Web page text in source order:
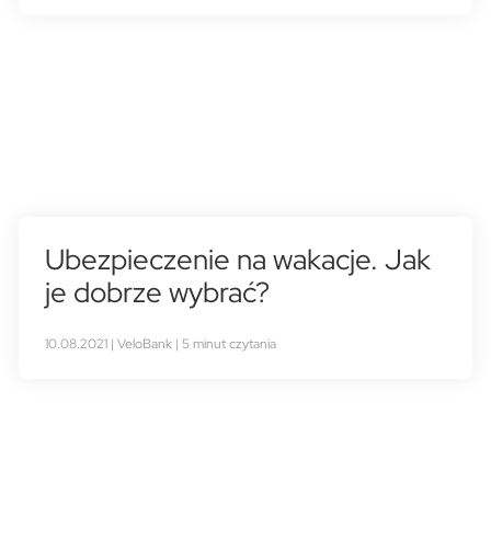
Ubezpieczenie na wakacje. Jak
je dobrze wybrać?
10.08.2021 | VeloBank | 5 minut czytania